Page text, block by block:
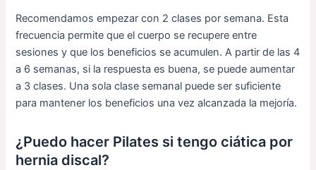
Recomendamos empezar con 2 clases por semana. Esta
frecuencia permite que el cuerpo se recupere entre
sesiones y que los beneficios se acumulen. A partir de las 4
a 6 semanas, si la respuesta es buena, se puede aumentar
a 3 clases. Una sola clase semanal puede ser suficiente
para mantener los beneficios una vez alcanzada la mejoría.
¿Puedo hacer Pilates si tengo ciática por
hernia discal?